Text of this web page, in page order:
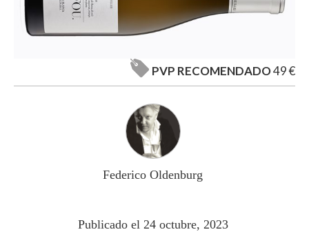
PVP RECOMENDADO49 €
Federico Oldenburg
Publicado el 24 octubre, 2023